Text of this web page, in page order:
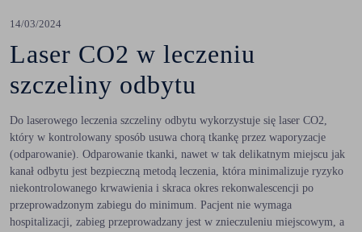
14/03/2024
Laser CO2 w leczeniu
szczeliny odbytu
Do laserowego leczenia szczeliny odbytu wykorzystuje się laser CO2,
który w kontrolowany sposób usuwa chorą tkankę przez waporyzacje
(odparowanie). Odparowanie tkanki, nawet w tak delikatnym miejscu jak
kanał odbytu jest bezpieczną metodą leczenia, która minimalizuje ryzyko
niekontrolowanego krwawienia i skraca okres rekonwalescencji po
przeprowadzonym zabiegu do minimum. Pacjent nie wymaga
hospitalizacji, zabieg przeprowadzany jest w znieczuleniu miejscowym, a